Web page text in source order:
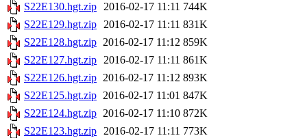
S22E130.hgt.zip 2016-02-17 11:11 744K
S22E129.hgt.zip 2016-02-17 11:11 831K
S22E128.hgt.zip 2016-02-17 11:12 859K
S22E127.hgt.zip 2016-02-17 11:11 861K
S22E126.hgt.zip 2016-02-17 11:12 893K
S22E125.hgt.zip 2016-02-17 11:01 847K
S22E124.hgt.zip 2016-02-17 11:10 872K
S22E123.hgt.zip 2016-02-17 11:11 773K